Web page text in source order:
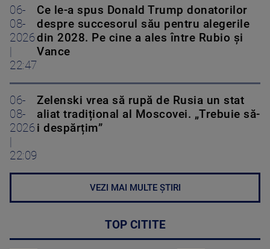
06-
08-
2026
22:47
Ce le-a spus Donald Trump donatorilor
despre succesorul său pentru alegerile
din 2028. Pe cine a ales între Rubio și
Vance
06-
08-
2026
22:09
Zelenski vrea să rupă de Rusia un stat
aliat tradițional al Moscovei. „Trebuie să-
i despărțim”
VEZI MAI MULTE ȘTIRI
TOP CITITE